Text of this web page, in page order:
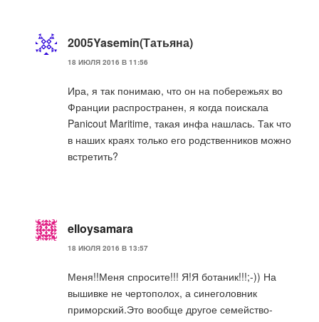
2005Yasemin(Татьяна)
18 ИЮЛЯ 2016 В 11:56
Ира, я так понимаю, что он на побережьях во
Франции распространен, я когда поискала
Panicout Maritime, такая инфа нашлась. Так что
в наших краях только его родственников можно
встретить?
elloysamara
18 ИЮЛЯ 2016 В 13:57
Меня!!Меня спросите!!! Я!Я ботаник!!!;-)) На
вышивке не чертополох, а синеголовник
приморский.Это вообще другое семейство-